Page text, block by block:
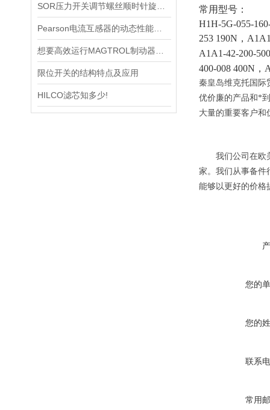
限位开关的结构特点及应用
HILCO滤芯知多少!
常用型号：
H1H-5G-055-
253 190N ，
A1A1-42-200-
400-008 400N ，
秦皇岛维克托国际
优价廉的产品和*
大量的重要客户和
我们公司在欧
家。我们从事备件
能够以更好的价格
您的
您的
联系
常用